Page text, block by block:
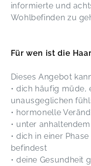
informierte und
Wohlbefinden zu
Für wen ist die
Dieses Angebot
• dich häufig
unausgeglichen
• hormonelle
• unter
• dich in einer
befindest
• deine Gesundheit